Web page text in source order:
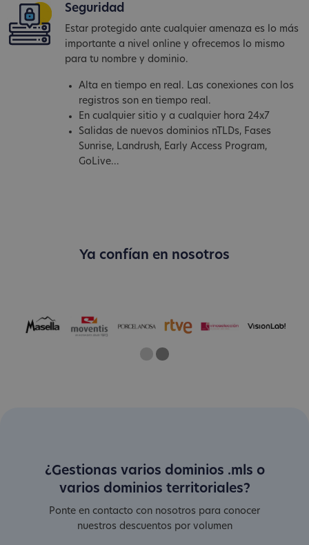
Seguridad
Estar protegido ante cualquier amenaza es lo más
importante a nivel online y ofrecemos lo mismo
para tu nombre y dominio.
Alta en tiempo en real. Las conexiones con los
registros son en tiempo real.
En cualquier sitio y a cualquier hora 24x7
Salidas de nuevos dominios nTLDs, Fases
Sunrise, Landrush, Early Access Program,
GoLive...
Ya confían en nosotros
OneTwo
Current Slide
¿Gestionas varios dominios .mls o
varios dominios territoriales?
Ponte en contacto con nosotros para conocer
nuestros descuentos por volumen